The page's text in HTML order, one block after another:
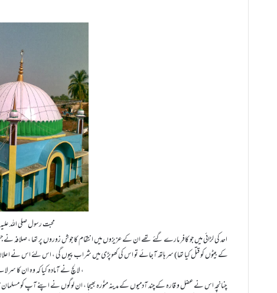
محبت رسول صلی اللہ
احد کی لڑائی میں جو کافر مارے گئے تھے ان کے عزیزوں میں انتقام کا جوش زوروں پر تھا ،
کے بیٹوں کو قتل کیا تھا) سر ہاتھ آجائے تو اس کی کھوپڑی میں شراب پیوں گی ، اس لئے اس نے
لالچ نے آمادہ کیا کہ وہ ان کا سرلانے کی کوشش کرے ،